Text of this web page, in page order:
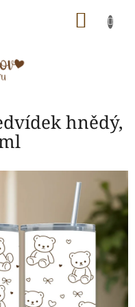
hnědý,